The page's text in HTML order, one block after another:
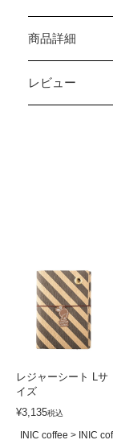
商品詳細
レビュー
レジャーシート Lサ
イズ
¥3,135税込
INIC coffee INIC